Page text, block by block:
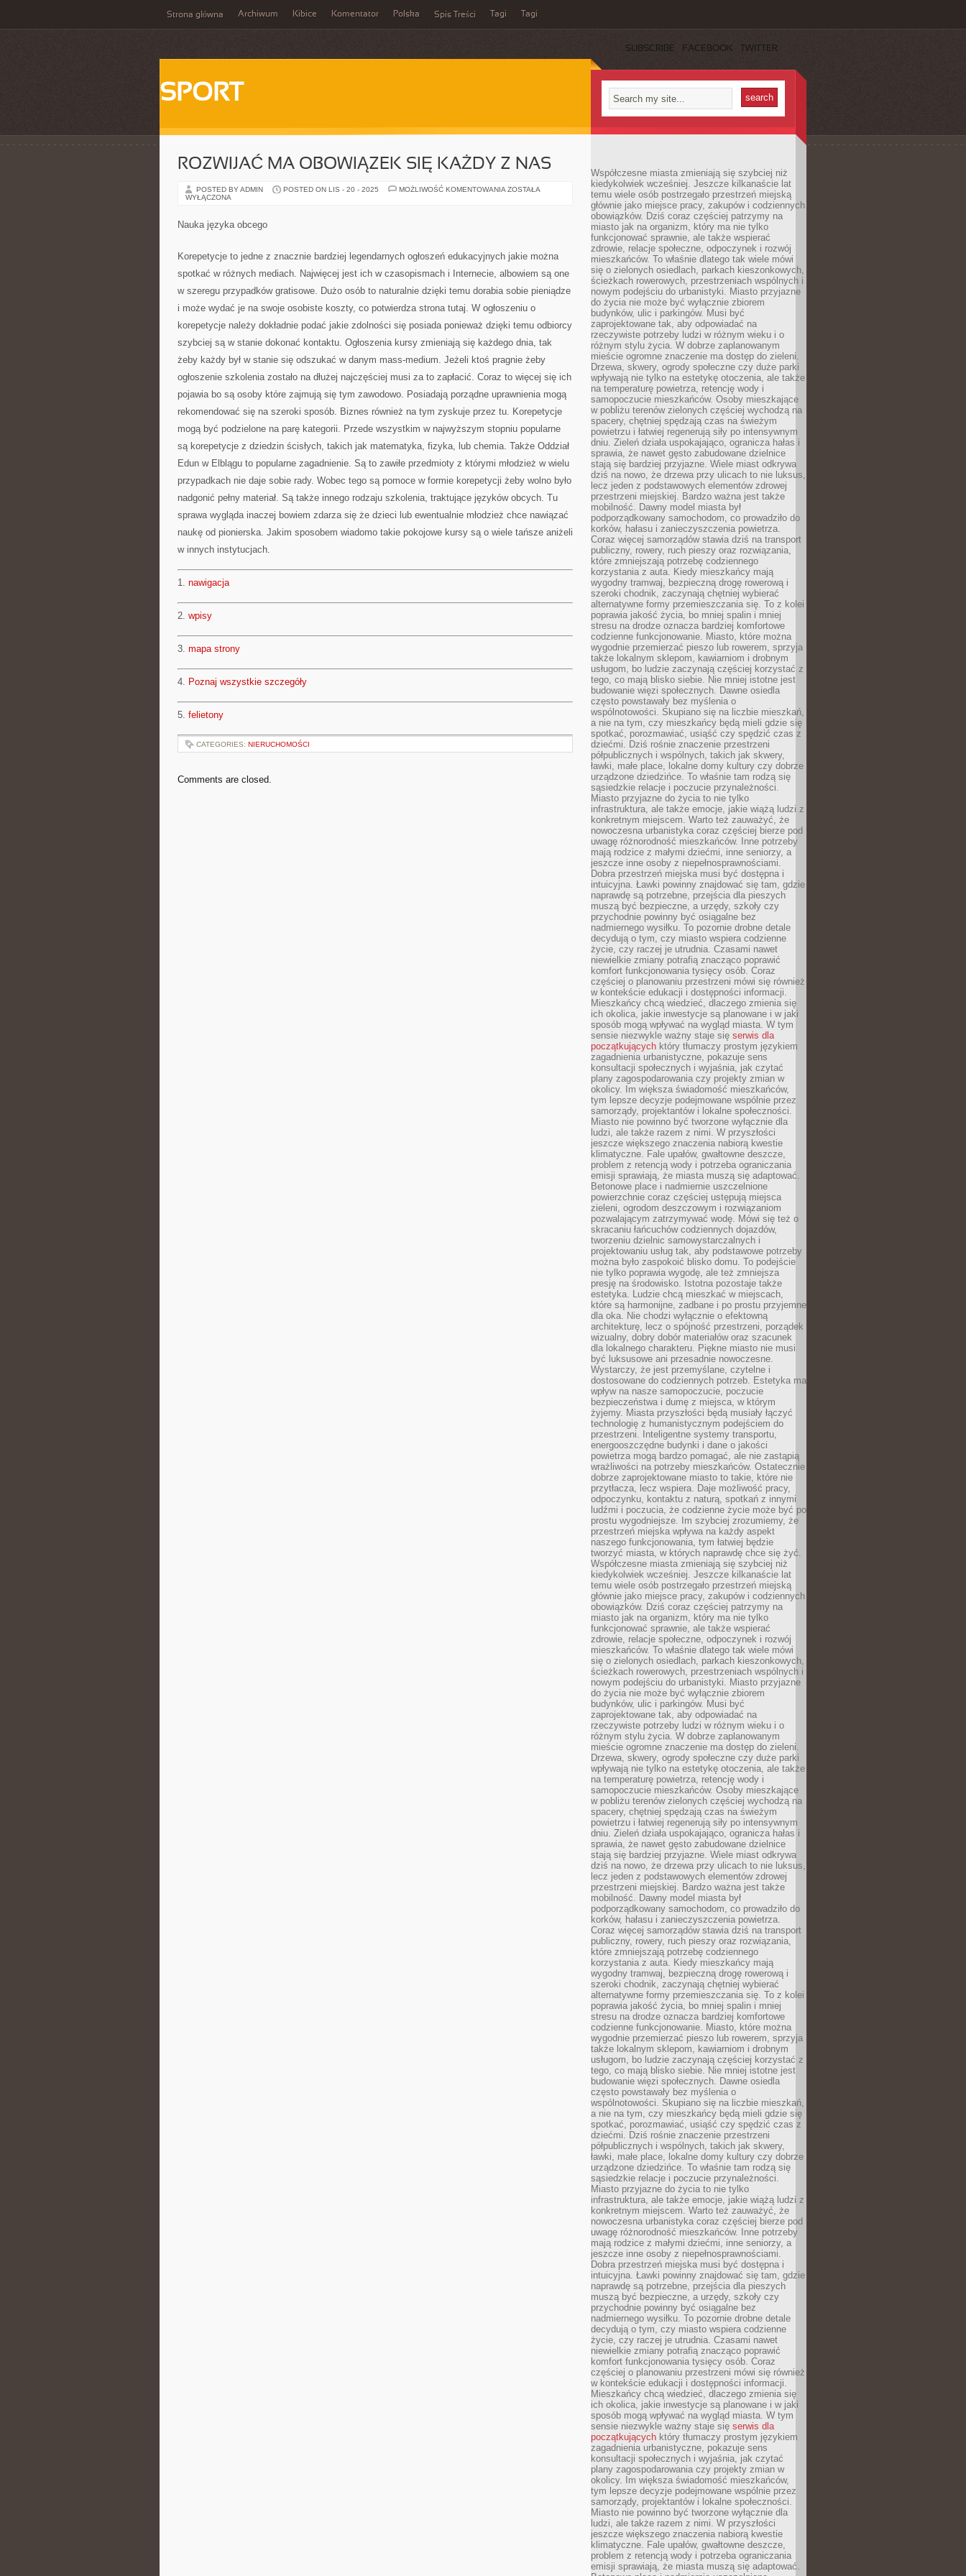
Strona główna Archiwum Kibice Komentator Polska Spis Treści Tagi Tagi
SUBSCRIBE FACEBOOK TWITTER
SPORT
ROZWIJAĆ MA OBOWIĄZEK SIĘ KAŻDY Z NAS
POSTED BY ADMIN POSTED ON LIS - 20 - 2025 MOŻLIWOŚĆ KOMENTOWANIA ROZWIJAĆ
ZOSTAŁA
WYŁĄCZONA
Nauka języka obcego
Korepetycje to jedne z znacznie bardziej legendarnych ogłoszeń edukacyjnych jakie można
spotkać w różnych mediach. Najwięcej jest ich w czasopismach i Internecie, albowiem są one
w szeregu przypadków gratisowe. Dużo osób to naturalnie dzięki temu dorabia sobie pieniądze
i może wydać je na swoje osobiste koszty, co potwierdza strona tutaj. W ogłoszeniu o
korepetycje należy dokładnie podać jakie zdolności się posiada ponieważ dzięki temu odbiorcy
szybciej są w stanie dokonać kontaktu. Ogłoszenia kursy zmieniają się każdego dnia, tak
żeby każdy był w stanie się odszukać w danym mass-medium. Jeżeli ktoś pragnie żeby
ogłoszenie szkolenia zostało na dłużej najczęściej musi za to zapłacić. Coraz to więcej się ich
pojawia bo są osoby które zajmują się tym zawodowo. Posiadają porządne uprawnienia mogą
rekomendować się na szeroki sposób. Biznes również na tym zyskuje przez tu. Korepetycje
mogą być podzielone na parę kategorii. Przede wszystkim w najwyższym stopniu popularne
są korepetycje z dziedzin ścisłych, takich jak matematyka, fizyka, lub chemia. Także Oddział
Edun w Elblągu to popularne zagadnienie. Są to zawiłe przedmioty z którymi młodzież w wielu
przypadkach nie daje sobie rady. Wobec tego są pomoce w formie korepetycji żeby wolno było
nadgonić pełny materiał. Są także innego rodzaju szkolenia, traktujące języków obcych. Tu
sprawa wygląda inaczej bowiem zdarza się że dzieci lub ewentualnie młodzież chce nawiązać
naukę od pionierska. Jakim sposobem wiadomo takie pokojowe kursy są o wiele tańsze aniżeli
w innych instytucjach.
1. nawigacja
2. wpisy
3. mapa strony
4. Poznaj wszystkie szczegóły
5. felietony
CATEGORIES: NIERUCHOMOŚCI
Comments are closed.
Współczesne miasta zmieniają się szybciej niż
kiedykolwiek wcześniej. Jeszcze kilkanaście lat
temu wiele osób postrzegało przestrzeń miejską
głównie jako miejsce pracy, zakupów i codziennych
obowiązków. Dziś coraz częściej patrzymy na
miasto jak na organizm, który ma nie tylko
funkcjonować sprawnie, ale także wspierać
zdrowie, relacje społeczne, odpoczynek i rozwój
mieszkańców. To właśnie dlatego tak wiele mówi
się o zielonych osiedlach, parkach kieszonkowych,
ścieżkach rowerowych, przestrzeniach wspólnych i
nowym podejściu do urbanistyki. Miasto przyjazne
do życia nie może być wyłącznie zbiorem
budynków, ulic i parkingów. Musi być
zaprojektowane tak, aby odpowiadać na
rzeczywiste potrzeby ludzi w różnym wieku i o
różnym stylu życia. W dobrze zaplanowanym
mieście ogromne znaczenie ma dostęp do zieleni.
Drzewa, skwery, ogrody społeczne czy duże parki
wpływają nie tylko na estetykę otoczenia, ale także
na temperaturę powietrza, retencję wody i
samopoczucie mieszkańców. Osoby mieszkające
w pobliżu terenów zielonych częściej wychodzą na
spacery, chętniej spędzają czas na świeżym
powietrzu i łatwiej regenerują siły po intensywnym
dniu. Zieleń działa uspokajająco, ogranicza hałas i
sprawia, że nawet gęsto zabudowane dzielnice
stają się bardziej przyjazne. Wiele miast odkrywa
dziś na nowo, że drzewa przy ulicach to nie luksus,
lecz jeden z podstawowych elementów zdrowej
przestrzeni miejskiej. Bardzo ważna jest także
mobilność. Dawny model miasta był
podporządkowany samochodom, co prowadziło do
korków, hałasu i zanieczyszczenia powietrza.
Coraz więcej samorządów stawia dziś na transport
publiczny, rowery, ruch pieszy oraz rozwiązania,
które zmniejszają potrzebę codziennego
korzystania z auta. Kiedy mieszkańcy mają
wygodny tramwaj, bezpieczną drogę rowerową i
szeroki chodnik, zaczynają chętniej wybierać
alternatywne formy przemieszczania się. To z kolei
poprawia jakość życia, bo mniej spalin i mniej
stresu na drodze oznacza bardziej komfortowe
codzienne funkcjonowanie. Miasto, które można
wygodnie przemierzać pieszo lub rowerem, sprzyja
także lokalnym sklepom, kawiarniom i drobnym
usługom, bo ludzie zaczynają częściej korzystać z
tego, co mają blisko siebie. Nie mniej istotne jest
budowanie więzi społecznych. Dawne osiedla
często powstawały bez myślenia o
wspólnotowości. Skupiano się na liczbie mieszkań,
a nie na tym, czy mieszkańcy będą mieli gdzie się
spotkać, porozmawiać, usiąść czy spędzić czas z
dziećmi. Dziś rośnie znaczenie przestrzeni
półpublicznych i wspólnych, takich jak skwery,
ławki, małe place, lokalne domy kultury czy dobrze
urządzone dziedzińce. To właśnie tam rodzą się
sąsiedzkie relacje i poczucie przynależności.
Miasto przyjazne do życia to nie tylko
infrastruktura, ale także emocje, jakie wiążą ludzi z
konkretnym miejscem. Warto też zauważyć, że
nowoczesna urbanistyka coraz częściej bierze pod
uwagę różnorodność mieszkańców. Inne potrzeby
mają rodzice z małymi dziećmi, inne seniorzy, a
jeszcze inne osoby z niepełnosprawnościami.
Dobra przestrzeń miejska musi być dostępna i
intuicyjna. Ławki powinny znajdować się tam, gdzie
naprawdę są potrzebne, przejścia dla pieszych
muszą być bezpieczne, a urzędy, szkoły czy
przychodnie powinny być osiągalne bez
nadmiernego wysiłku. To pozornie drobne detale
decydują o tym, czy miasto wspiera codzienne
życie, czy raczej je utrudnia. Czasami nawet
niewielkie zmiany potrafią znacząco poprawić
komfort funkcjonowania tysięcy osób. Coraz
częściej o planowaniu przestrzeni mówi się również
w kontekście edukacji i dostępności informacji.
Mieszkańcy chcą wiedzieć, dlaczego zmienia się
ich okolica, jakie inwestycje są planowane i w jaki
sposób mogą wpływać na wygląd miasta. W tym
sensie niezwykle ważny staje się serwis dla
początkujących który tłumaczy prostym językiem
zagadnienia urbanistyczne, pokazuje sens
konsultacji społecznych i wyjaśnia, jak czytać
plany zagospodarowania czy projekty zmian w
okolicy. Im większa świadomość mieszkańców,
tym lepsze decyzje podejmowane wspólnie przez
samorządy, projektantów i lokalne społeczności.
Miasto nie powinno być tworzone wyłącznie dla
ludzi, ale także razem z nimi. W przyszłości
jeszcze większego znaczenia nabiorą kwestie
klimatyczne. Fale upałów, gwałtowne deszcze,
problem z retencją wody i potrzeba ograniczania
emisji sprawiają, że miasta muszą się adaptować.
Betonowe place i nadmiernie uszczelnione
powierzchnie coraz częściej ustępują miejsca
zieleni, ogrodom deszczowym i rozwiązaniom
pozwalającym zatrzymywać wodę. Mówi się też o
skracaniu łańcuchów codziennych dojazdów,
tworzeniu dzielnic samowystarczalnych i
projektowaniu usług tak, aby podstawowe potrzeby
można było zaspokoić blisko domu. To podejście
nie tylko poprawia wygodę, ale też zmniejsza
presję na środowisko. Istotna pozostaje także
estetyka. Ludzie chcą mieszkać w miejscach,
które są harmonijne, zadbane i po prostu przyjemne
dla oka. Nie chodzi wyłącznie o efektowną
architekturę, lecz o spójność przestrzeni, porządek
wizualny, dobry dobór materiałów oraz szacunek
dla lokalnego charakteru. Piękne miasto nie musi
być luksusowe ani przesadnie nowoczesne.
Wystarczy, że jest przemyślane, czytelne i
dostosowane do codziennych potrzeb. Estetyka ma
wpływ na nasze samopoczucie, poczucie
bezpieczeństwa i dumę z miejsca, w którym
żyjemy. Miasta przyszłości będą musiały łączyć
technologię z humanistycznym podejściem do
przestrzeni. Inteligentne systemy transportu,
energooszczędne budynki i dane o jakości
powietrza mogą bardzo pomagać, ale nie zastąpią
wrażliwości na potrzeby mieszkańców. Ostatecznie
dobrze zaprojektowane miasto to takie, które nie
przytłacza, lecz wspiera. Daje możliwość pracy,
odpoczynku, kontaktu z naturą, spotkań z innymi
ludźmi i poczucia, że codzienne życie może być po
prostu wygodniejsze. Im szybciej zrozumiemy, że
przestrzeń miejska wpływa na każdy aspekt
naszego funkcjonowania, tym łatwiej będzie
tworzyć miasta, w których naprawdę chce się żyć.
Współczesne miasta zmieniają się szybciej niż
kiedykolwiek wcześniej. Jeszcze kilkanaście lat
temu wiele osób postrzegało przestrzeń miejską
głównie jako miejsce pracy, zakupów i codziennych
obowiązków. Dziś coraz częściej patrzymy na
miasto jak na organizm, który ma nie tylko
funkcjonować sprawnie, ale także wspierać
zdrowie, relacje społeczne, odpoczynek i rozwój
mieszkańców. To właśnie dlatego tak wiele mówi
się o zielonych osiedlach, parkach kieszonkowych,
ścieżkach rowerowych, przestrzeniach wspólnych i
nowym podejściu do urbanistyki. Miasto przyjazne
do życia nie może być wyłącznie zbiorem
budynków, ulic i parkingów. Musi być
zaprojektowane tak, aby odpowiadać na
rzeczywiste potrzeby ludzi w różnym wieku i o
różnym stylu życia. W dobrze zaplanowanym
mieście ogromne znaczenie ma dostęp do zieleni.
Drzewa, skwery, ogrody społeczne czy duże parki
wpływają nie tylko na estetykę otoczenia, ale także
na temperaturę powietrza, retencję wody i
samopoczucie mieszkańców. Osoby mieszkające
w pobliżu terenów zielonych częściej wychodzą na
spacery, chętniej spędzają czas na świeżym
powietrzu i łatwiej regenerują siły po intensywnym
dniu. Zieleń działa uspokajająco, ogranicza hałas i
sprawia, że nawet gęsto zabudowane dzielnice
stają się bardziej przyjazne. Wiele miast odkrywa
dziś na nowo, że drzewa przy ulicach to nie luksus,
lecz jeden z podstawowych elementów zdrowej
przestrzeni miejskiej. Bardzo ważna jest także
mobilność. Dawny model miasta był
podporządkowany samochodom, co prowadziło do
korków, hałasu i zanieczyszczenia powietrza.
Coraz więcej samorządów stawia dziś na transport
publiczny, rowery, ruch pieszy oraz rozwiązania,
które zmniejszają potrzebę codziennego
korzystania z auta. Kiedy mieszkańcy mają
wygodny tramwaj, bezpieczną drogę rowerową i
szeroki chodnik, zaczynają chętniej wybierać
alternatywne formy przemieszczania się. To z kolei
poprawia jakość życia, bo mniej spalin i mniej
stresu na drodze oznacza bardziej komfortowe
codzienne funkcjonowanie. Miasto, które można
wygodnie przemierzać pieszo lub rowerem, sprzyja
także lokalnym sklepom, kawiarniom i drobnym
usługom, bo ludzie zaczynają częściej korzystać z
tego, co mają blisko siebie. Nie mniej istotne jest
budowanie więzi społecznych. Dawne osiedla
często powstawały bez myślenia o
wspólnotowości. Skupiano się na liczbie mieszkań,
a nie na tym, czy mieszkańcy będą mieli gdzie się
spotkać, porozmawiać, usiąść czy spędzić czas z
dziećmi. Dziś rośnie znaczenie przestrzeni
półpublicznych i wspólnych, takich jak skwery,
ławki, małe place, lokalne domy kultury czy dobrze
urządzone dziedzińce. To właśnie tam rodzą się
sąsiedzkie relacje i poczucie przynależności.
Miasto przyjazne do życia to nie tylko
infrastruktura, ale także emocje, jakie wiążą ludzi z
konkretnym miejscem. Warto też zauważyć, że
nowoczesna urbanistyka coraz częściej bierze pod
uwagę różnorodność mieszkańców. Inne potrzeby
mają rodzice z małymi dziećmi, inne seniorzy, a
jeszcze inne osoby z niepełnosprawnościami.
Dobra przestrzeń miejska musi być dostępna i
intuicyjna. Ławki powinny znajdować się tam, gdzie
naprawdę są potrzebne, przejścia dla pieszych
muszą być bezpieczne, a urzędy, szkoły czy
przychodnie powinny być osiągalne bez
nadmiernego wysiłku. To pozornie drobne detale
decydują o tym, czy miasto wspiera codzienne
życie, czy raczej je utrudnia. Czasami nawet
niewielkie zmiany potrafią znacząco poprawić
komfort funkcjonowania tysięcy osób. Coraz
częściej o planowaniu przestrzeni mówi się również
w kontekście edukacji i dostępności informacji.
Mieszkańcy chcą wiedzieć, dlaczego zmienia się
ich okolica, jakie inwestycje są planowane i w jaki
sposób mogą wpływać na wygląd miasta. W tym
sensie niezwykle ważny staje się serwis dla
początkujących który tłumaczy prostym językiem
zagadnienia urbanistyczne, pokazuje sens
konsultacji społecznych i wyjaśnia, jak czytać
plany zagospodarowania czy projekty zmian w
okolicy. Im większa świadomość mieszkańców,
tym lepsze decyzje podejmowane wspólnie przez
samorządy, projektantów i lokalne społeczności.
Miasto nie powinno być tworzone wyłącznie dla
ludzi, ale także razem z nimi. W przyszłości
jeszcze większego znaczenia nabiorą kwestie
klimatyczne. Fale upałów, gwałtowne deszcze,
problem z retencją wody i potrzeba ograniczania
emisji sprawiają, że miasta muszą się adaptować.